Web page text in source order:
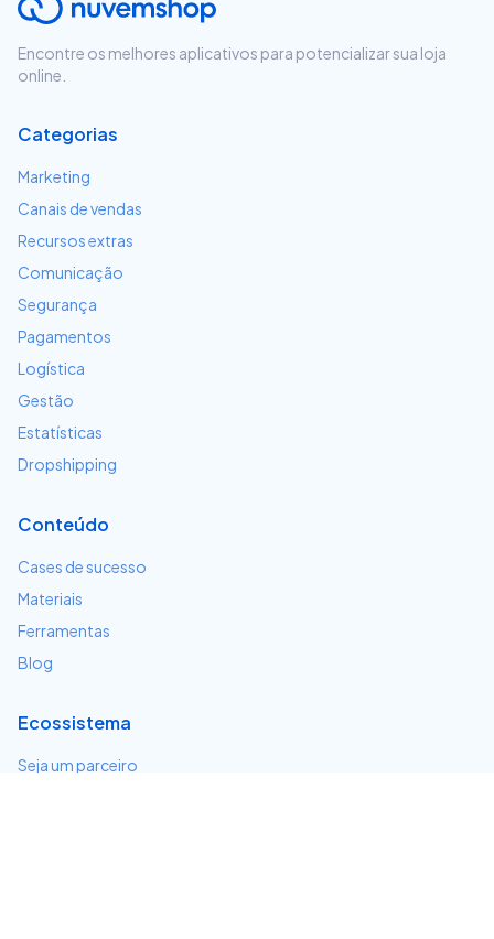
Encontre os melhores aplicativos para potencializar sua loja
online.
Categorias
Marketing
Canais de vendas
Recursos extras
Comunicação
Segurança
Pagamentos
Logística
Gestão
Estatísticas
Dropshipping
Conteúdo
Cases de sucesso
Materiais
Ferramentas
Blog
Ecossistema
Seja um parceiro